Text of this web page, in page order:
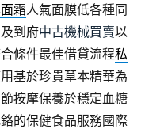
霜人氣面膜低各種同
到府中古機械買賣以
條件最佳借貸流程私
基於珍貴草本精華為
按摩保養於穩定血糖
的保健食品服務國際